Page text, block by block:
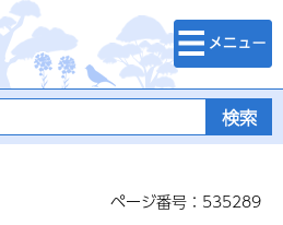
検索・メニュ
ー
ページ番号：535289